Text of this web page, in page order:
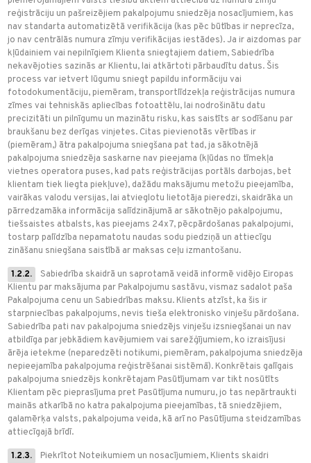
reģistrāciju un pašreizējiem pakalpojumu sniedzēja nosacījumiem, kas
nav standarta automatizētā verifikācija (kas pēc būtības ir neprecīza,
jo nav centrālās numura zīmju verifikācijas iestādes). Ja ir aizdomas par
kļūdainiem vai nepilnīgiem Klienta sniegtajiem datiem, Sabiedrība
nekavējoties sazinās ar Klientu, lai atkārtoti pārbaudītu datus. Šis
process var ietvert lūgumu sniegt papildu informāciju vai
fotodokumentāciju, piemēram, transportlīdzekļa reģistrācijas numura
zīmes vai tehniskās apliecības fotoattēlu, lai nodrošinātu datu
precizitāti un pilnīgumu un mazinātu risku, kas saistīts ar sodīšanu par
braukšanu bez derīgas vinjetes. Citas pievienotās vērtības ir
(piemēram,) ātra pakalpojuma sniegšana pat tad, ja sākotnējā
pakalpojuma sniedzēja saskarne nav pieejama (kļūdas no tīmekļa
vietnes operatora puses, kad pats reģistrācijas portāls darbojas, bet
klientam tiek liegta piekļuve), dažādu maksājumu metožu pieejamība,
vairākas valodu versijas, lai atvieglotu lietotāja pieredzi, skaidrāka un
pārredzamāka informācija salīdzinājumā ar sākotnējo pakalpojumu,
tiešsaistes atbalsts, kas pieejams 24x7, pēcpārdošanas pakalpojumi,
tostarp palīdzība nepamatotu naudas sodu piedziņā un attiecīgu
zināšanu sniegšana saistībā ar maksas ceļu izmantošanu.
1.2.2.
Sabiedrība skaidrā un saprotamā veidā informē vidējo Eiropas
Klientu par maksājuma par Pakalpojumu sastāvu, vismaz sadalot paša
Pakalpojuma cenu un Sabiedrības maksu. Klients atzīst, ka šis ir
starpniecības pakalpojums, nevis tieša elektronisko vinješu pārdošana.
Sabiedrība pati nav pakalpojuma sniedzējs vinješu izsniegšanai un nav
atbildīga par jebkādiem kavējumiem vai sarežģījumiem, ko izraisījusi
ārēja ietekme (neparedzēti notikumi, piemēram, pakalpojuma sniedzēja
nepieejamība pakalpojuma reģistrēšanai sistēmā). Konkrētais galīgais
pakalpojuma sniedzējs konkrētajam Pasūtījumam var tikt nosūtīts
Klientam pēc pieprasījuma pret Pasūtījuma numuru, jo tas nepārtraukti
mainās atkarībā no katra pakalpojuma pieejamības, tā sniedzējiem,
galamērķa valsts, pakalpojuma veida, kā arī no Pasūtījuma steidzamības
attiecīgajā brīdī.
1.2.3.
Piekrītot Noteikumiem un nosacījumiem, Klients skaidri